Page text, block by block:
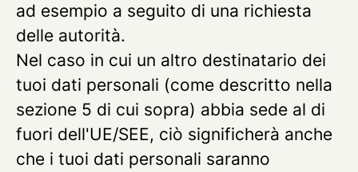
ad esempio a seguito di una richiesta
delle autorità.
Nel caso in cui un altro destinatario dei
tuoi dati personali (come descritto nella
sezione 5 di cui sopra) abbia sede al di
fuori dell'UE/SEE, ciò significherà anche
che i tuoi dati personali saranno